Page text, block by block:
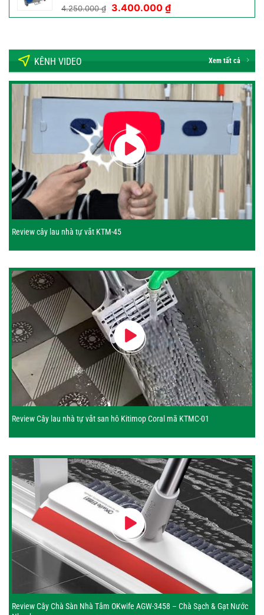
2.650.000 ₫.
4.250.000₫
Giá
gốc
3.400.000 ₫Giá
hiện
3.400.000 ₫.
KÊNH VIDEO Xem tất cả
Review cây lau nhà tự vắt KTM-45
Review Cây lau nhà tự vắt san hô Kitimop Coral mã KTMC-01
Review Cây Chà Sàn Nhà Tắm OKwife AGW-3458 – Chà Sạch & Gạt Nước